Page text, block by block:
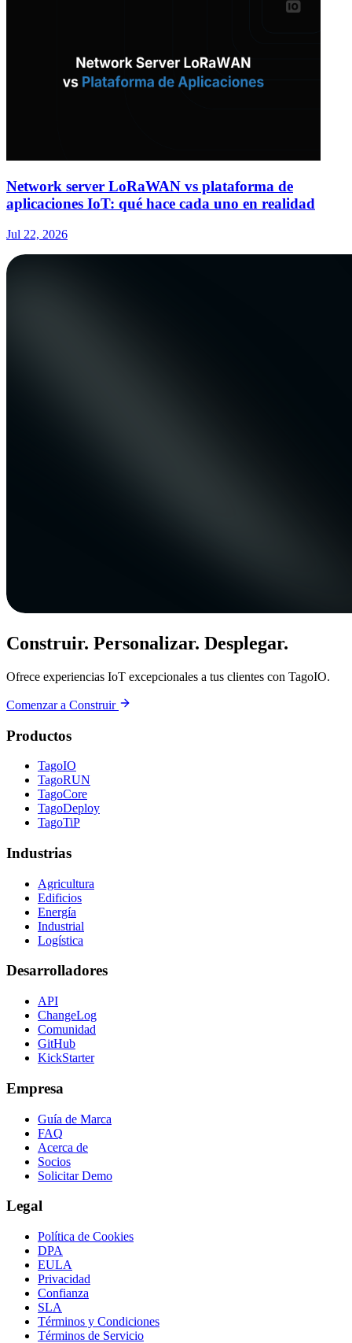
Network server LoRaWAN vs plataforma de
aplicaciones IoT: qué hace cada uno en realidad
Jul 22, 2026
Construir. Personalizar. Desplegar.
Ofrece experiencias IoT excepcionales a tus clientes con TagoIO.
Comenzar a Construir
Productos
TagoIO
TagoRUN
TagoCore
TagoDeploy
TagoTiP
Industrias
Agricultura
Edificios
Energía
Industrial
Logística
Desarrolladores
API
ChangeLog
Comunidad
GitHub
KickStarter
Empresa
Guía de Marca
FAQ
Acerca de
Socios
Solicitar Demo
Legal
Política de Cookies
DPA
EULA
Privacidad
Confianza
SLA
Términos y Condiciones
Términos de Servicio